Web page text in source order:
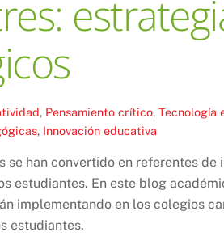
, Pensamiento crítico, Tecnología
, Innovación educativa
se han convertido en referentes
estudiantes. En este blog
implementando en los colegios
estudiantes.